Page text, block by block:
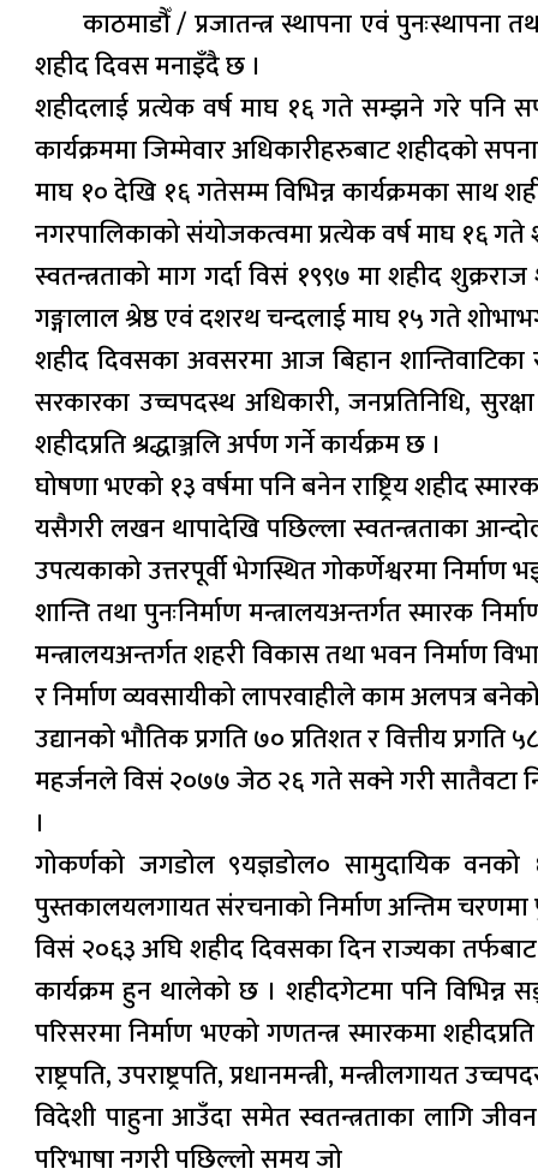
काठमाडौँ / प्रजातन्त्र स्थापना एवं
शहीद दिवस मनाइँदै छ ।
शहीदलाई प्रत्येक वर्ष माघ १६ गते सम्झने गरे
कार्यक्रममा जिम्मेवार अधिकारीहरुबाट शहीदको
माघ १० देखि १६ गतेसम्म विभिन्न कार्यक्रमका साथ
नगरपालिकाको संयोजकत्वमा प्रत्येक वर्ष माघ १६
स्वतन्त्रताको माग गर्दा विसं १९९७ मा शहीद
गङ्गालाल श्रेष्ठ एवं दशरथ चन्दलाई माघ १५ गते
शहीद दिवसका अवसरमा आज बिहान शान्तिवाटिका
सरकारका उच्चपदस्थ अधिकारी, जनप्रतिनिधि,
शहीदप्रति श्रद्धाञ्जलि अर्पण गर्ने कार्यक्रम छ ।
घोषणा भएको १३ वर्षमा पनि बनेन राष्ट्रिय शहीद स्मारक
यसैगरी लखन थापादेखि पछिल्ला स्वतन्त्रताका
उपत्यकाको उत्तरपूर्वी भेगस्थित गोकर्णेश्वरमा
शान्ति तथा पुनःनिर्माण मन्त्रालयअन्तर्गत स्मारक
मन्त्रालयअन्तर्गत शहरी विकास तथा भवन निर्माण
र निर्माण व्यवसायीको लापरवाहीले काम अलपत्र
उद्यानको भौतिक प्रगति ७० प्रतिशत र वित्तीय
महर्जनले विसं २०७७ जेठ २६ गते सक्ने गरी सातैवटा
।
गोकर्णको जगडोल ९यज्ञडोल० सामुदायिक वनको
पुस्तकालयलगायत संरचनाको निर्माण अन्तिम चरणमा
विसं २०६३ अघि शहीद दिवसका दिन राज्यका
कार्यक्रम हुन थालेको छ । शहीदगेटमा पनि
परिसरमा निर्माण भएको गणतन्त्र स्मारकमा
राष्ट्रपति, उपराष्ट्रपति, प्रधानमन्त्री,
विदेशी पाहुना आउँदा समेत स्वतन्त्रताका लागि
परिभाषा नगरी पछिल्लो समय जो